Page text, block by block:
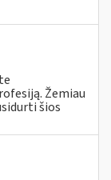
Žemiau
šios